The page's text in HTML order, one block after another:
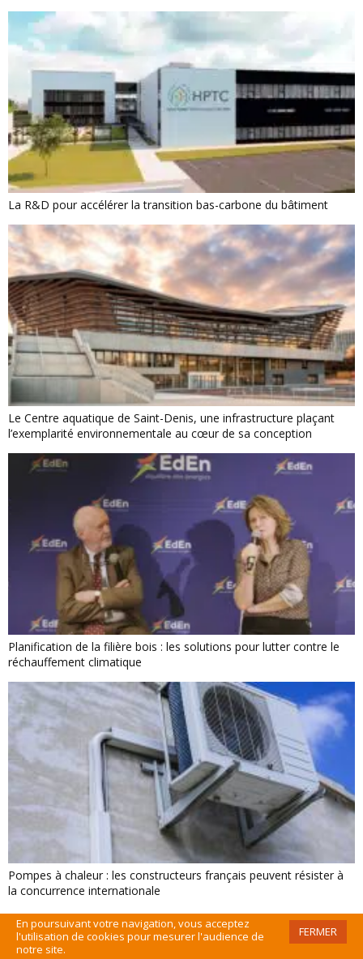
En poursuivant votre navigation, vous acceptez
l'utilisation de cookies pour mesurer l'audience de
notre site.
FERMER
La R&D pour accélérer la transition bas-carbone du bâtiment
Le Centre aquatique de Saint-Denis, une infrastructure plaçant
l’exemplarité environnementale au cœur de sa conception
Planification de la filière bois : les solutions pour lutter contre le
réchauffement climatique
Pompes à chaleur : les constructeurs français peuvent résister à
la concurrence internationale